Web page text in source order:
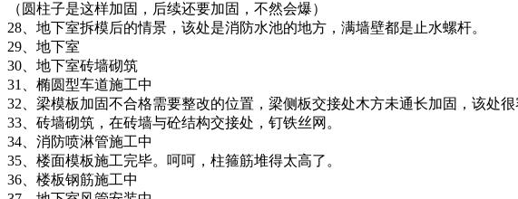
（圆柱子是这样加固，后续还要加固，不然会爆）
28、地下室拆模后的情景，该处是消防水池的地方，满墙壁都是止水螺杆。
29、地下室
30、地下室砖墙砌筑
31、椭圆型车道施工中
32、梁模板加固不合格需要整改的位置，梁侧板交接处木方未通长加固，该处很
33、砖墙砌筑，在砖墙与砼结构交接处，钉铁丝网。
34、消防喷淋管施工中
35、楼面模板施工完毕。呵呵，柱箍筋堆得太高了。
36、楼板钢筋施工中